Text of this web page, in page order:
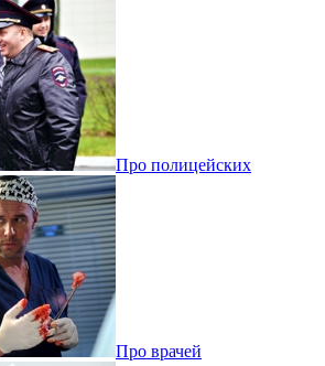
Про полицейских
Про врачей